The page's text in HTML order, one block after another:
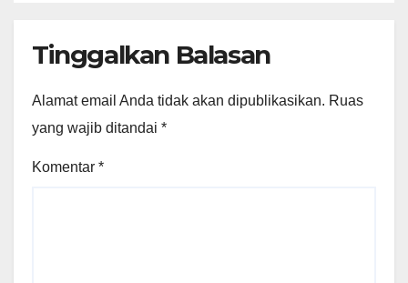
Tinggalkan Balasan
Alamat email Anda tidak akan dipublikasikan. Ruas
yang wajib ditandai *
Komentar *